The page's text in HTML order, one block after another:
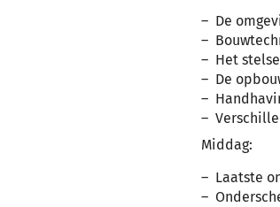
De
Het
De
Middag:
Laatste